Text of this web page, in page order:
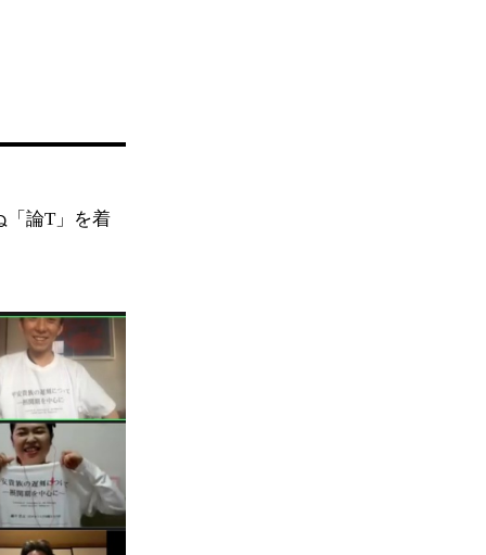
「論T」を着